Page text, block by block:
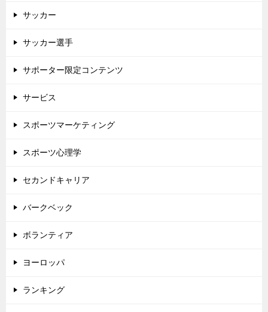
サッカー
サッカー選手
サポーター限定コンテンツ
サービス
スポーツマーケティング
スポーツ心理学
セカンドキャリア
バークベック
ボランティア
ヨーロッパ
ランキング